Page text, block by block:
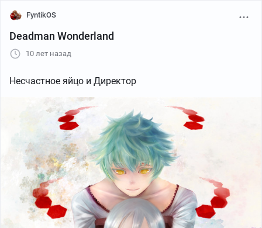
FyntikOS
Deadman Wonderland
10 лет назад
Несчастное яйцо и Директор